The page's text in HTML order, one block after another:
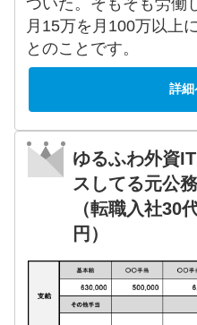
月15万を月100万以上
とのことです。
詳細
ゆるふわ外資
スしてる元公
（転職入社30
円）